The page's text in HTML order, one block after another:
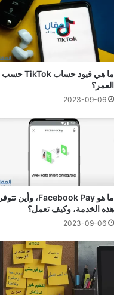
ما هي قيود حساب TikTok حسب
العمر؟
2023-09-06
ما هو Facebook Pay، وأين تتوفر
هذه الخدمة، وكيف تعمل؟
2023-09-06